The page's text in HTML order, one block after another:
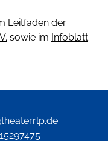
Leitfaden der
sowie im Infoblatt